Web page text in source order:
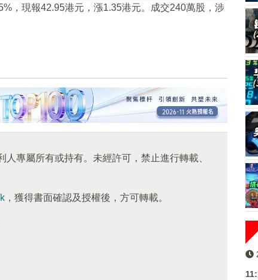
，現報42.95港元，漲1.35港元。成交240萬股，涉
專屬所有或持有。未經許可，禁止進行轉載、
，獲得書面確認及授權後，方可轉載。